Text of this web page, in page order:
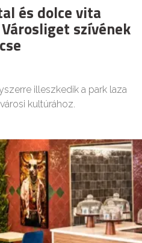
és dolce vita
szívének
illeszkedik a park laza
kultúrához.